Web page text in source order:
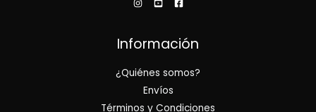
Información
¿Quiénes somos?
Envíos
Términos y Condiciones